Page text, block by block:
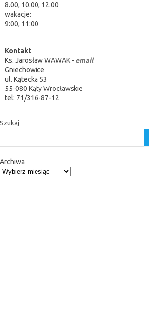
8.00, 10.00, 12.00
wakacje:
9:00, 11:00
Kontakt
Ks. Jarosław WAWAK - email
Gniechowice
ul. Kątecka 53
55-080 Kąty Wrocławskie
tel: 71/316-87-12
Szukaj
Archiwa